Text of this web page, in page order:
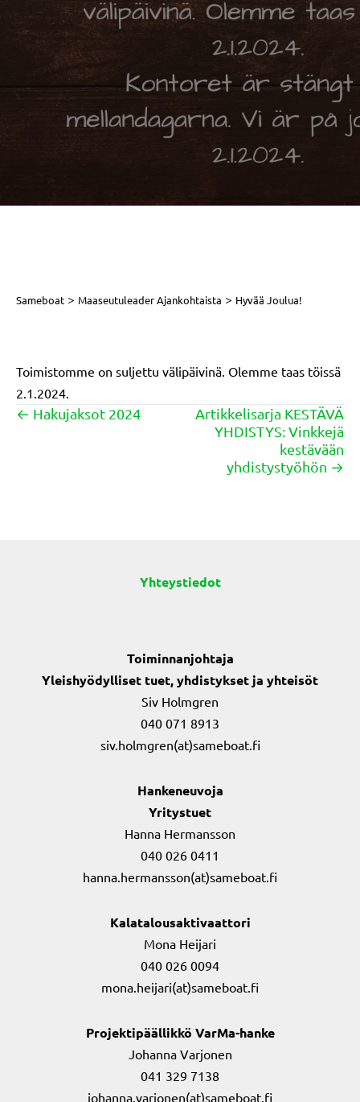
Sameboat > Maaseutuleader Ajankohtaista > Hyvää Joulua!
Toimistomme on suljettu välipäivinä. Olemme taas töissä
2.1.2024.
Posts
← Hakujaksot 2024
Artikkelisarja KESTÄVÄ
YHDISTYS: Vinkkejä
kestävään
yhdistystyöhön →
Yhteystiedot
Toiminnanjohtaja
Yleishyödylliset tuet, yhdistykset ja yhteisöt
Siv Holmgren
040 071 8913
siv.holmgren(at)sameboat.fi
Hankeneuvoja
Yritystuet
Hanna Hermansson
040 026 0411
hanna.hermansson(at)sameboat.fi
Kalatalousaktivaattori
Mona Heijari
040 026 0094
mona.heijari(at)sameboat.fi
Projektipäällikkö VarMa-hanke
Johanna Varjonen
041 329 7138
johanna.varjonen(at)sameboat.fi